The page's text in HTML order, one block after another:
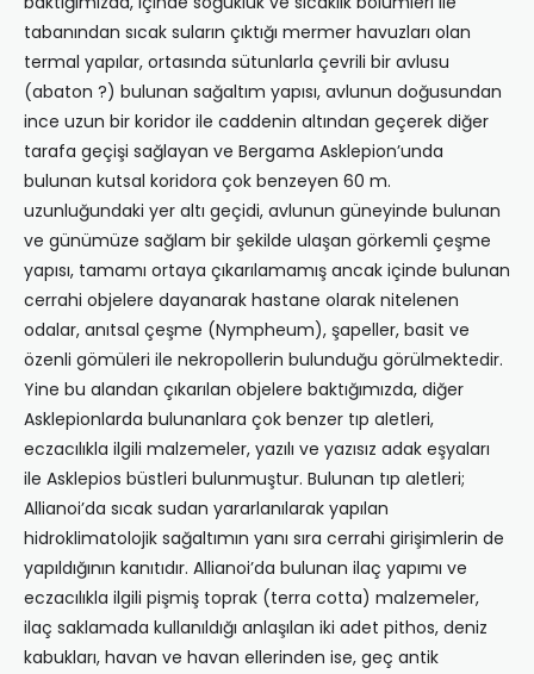
tabanından sıcak suların çıktığı mermer havuzları olan
termal yapılar, ortasında sütunlarla çevrili bir avlusu
(abaton ?) bulunan sağaltım yapısı, avlunun doğusundan
ince uzun bir koridor ile caddenin altından geçerek diğer
tarafa geçişi sağlayan ve Bergama Asklepion’unda
bulunan kutsal koridora çok benzeyen 60 m.
uzunluğundaki yer altı geçidi, avlunun güneyinde bulunan
ve günümüze sağlam bir şekilde ulaşan görkemli çeşme
yapısı, tamamı ortaya çıkarılamamış ancak içinde bulunan
cerrahi objelere dayanarak hastane olarak nitelenen
odalar, anıtsal çeşme (Nympheum), şapeller, basit ve
özenli gömüleri ile nekropollerin bulunduğu görülmektedir.
Yine bu alandan çıkarılan objelere baktığımızda, diğer
Asklepionlarda bulunanlara çok benzer tıp aletleri,
eczacılıkla ilgili malzemeler, yazılı ve yazısız adak eşyaları
ile Asklepios büstleri bulunmuştur. Bulunan tıp aletleri;
Allianoi’da sıcak sudan yararlanılarak yapılan
hidroklimatolojik sağaltımın yanı sıra cerrahi girişimlerin de
yapıldığının kanıtıdır. Allianoi’da bulunan ilaç yapımı ve
eczacılıkla ilgili pişmiş toprak (terra cotta) malzemeler,
ilaç saklamada kullanıldığı anlaşılan iki adet pithos, deniz
kabukları, havan ve havan ellerinden ise, geç antik